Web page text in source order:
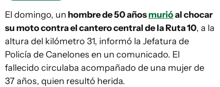
El domingo, un hombre de 50 añosmurióal chocar
su moto contra el cantero central de la Ruta 10, a la
altura del kilómetro 31, informó la Jefatura de
Policía de Canelones en un comunicado. El
fallecido circulaba acompañado de una mujer de
37 años, quien resultó herida.